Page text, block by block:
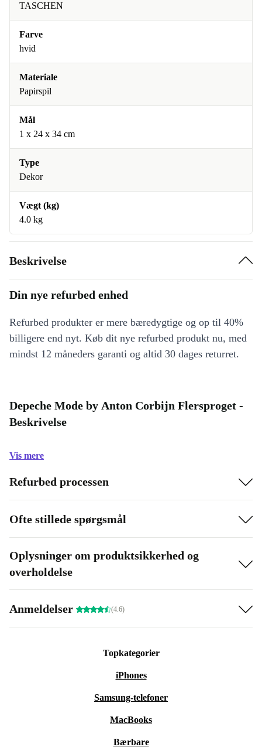
TASCHEN
Farve
hvid
Materiale
Papirspil
Mål
1 x 24 x 34 cm
Type
Dekor
Vægt (kg)
4.0 kg
Beskrivelse
Din nye refurbed enhed
Refurbed produkter er mere bæredygtige og op til 40%
billigere end nyt. Køb dit nye refurbed produkt nu, med
mindst 12 måneders garanti og altid 30 dages returret.
Depeche Mode by Anton Corbijn Flersproget -
Beskrivelse
Vis mere
Refurbed processen
Ofte stillede spørgsmål
Oplysninger om produktsikkerhed og
overholdelse
Anmeldelser (4.6)
Topkategorier
iPhones
Samsung-telefoner
MacBooks
Bærbare